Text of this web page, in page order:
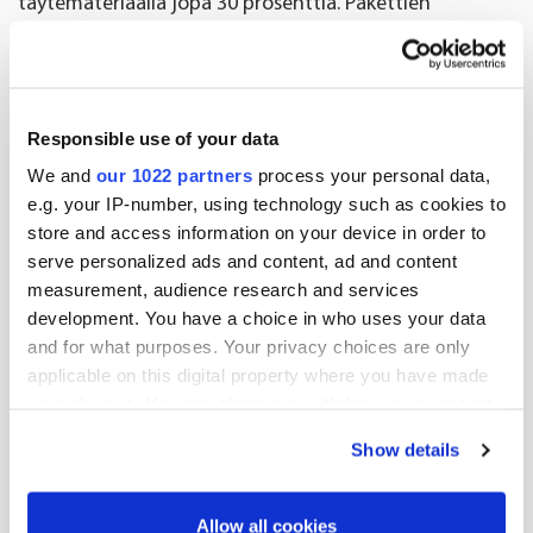
Responsible use of your data
We and our 1022 partners process your personal data,
e.g. your IP-number, using technology such as cookies to
store and access information on your device in order to
serve personalized ads and content, ad and content
measurement, audience research and services
development. You have a choice in who uses your data
and for what purposes. Your privacy choices are only
applicable on this digital property where you have made
If you allow, we would also like to:
Show details
Allow all cookies
materiaali on kierrätettävää ja FSC-sertifioitua.
verkkoliiketoiminnan kasvuun. Aiemmin syyskuussa
verkkokaupan varastoon lisätäkseen
verkkoliiketoiminnan kapasiteettia. Automaattiset
pakkauskoneet siirretään uuteen varastoon, kun se
valmistuu vuoden 2022 jälkimmäisellä puoliskolla.
Tuoreimmat vastuullisuusuutiset